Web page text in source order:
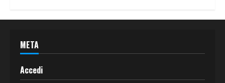
META
Accedi